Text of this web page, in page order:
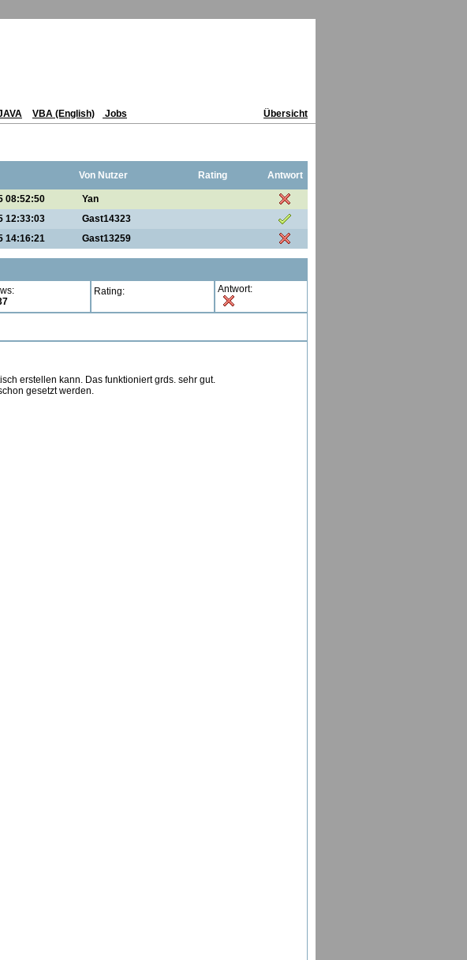
VBA (English) Jobs Übersicht
Von Nutzer Rating Antwort
08:52:50
Yan
12:33:03
Gast14323
14:16:21 Gast13259
Rating: Antwort:
erstellen kann. Das funktioniert grds. sehr gut.
gesetzt werden.